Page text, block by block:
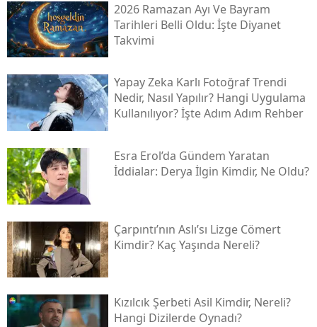
2026 Ramazan Ayı Ve Bayram
Tarihleri Belli Oldu: İşte Diyanet
Takvimi
Yapay Zeka Karlı Fotoğraf Trendi
Nedir, Nasıl Yapılır? Hangi Uygulama
Kullanılıyor? İşte Adım Adım Rehber
Esra Erol’da Gündem Yaratan
İddialar: Derya İlgin Kimdir, Ne Oldu?
Çarpıntı’nın Aslı’sı Lizge Cömert
Kimdir? Kaç Yaşında Nereli?
Kızılcık Şerbeti Asil Kimdir, Nereli?
Hangi Dizilerde Oynadı?